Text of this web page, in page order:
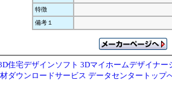
特徴
備考１
住宅デザインソフト 3Dマイホームデザイナー
ダウンロードサービス データセンタートップ